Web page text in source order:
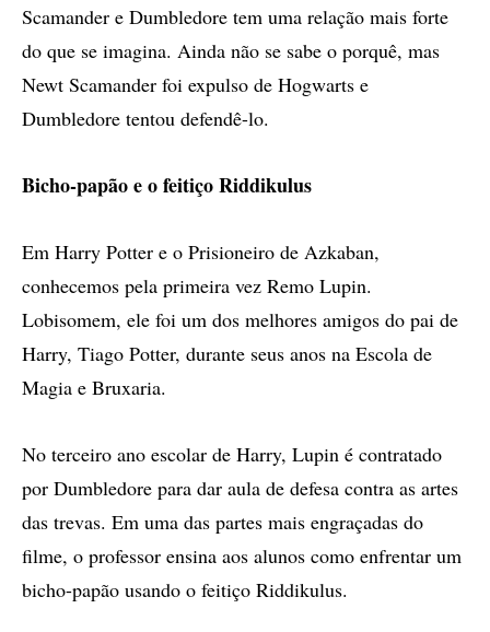
Scamander e Dumbledore tem uma relação mais forte
do que se imagina. Ainda não se sabe o porquê, mas
Newt Scamander foi expulso de Hogwarts e
Dumbledore tentou defendê-lo.
Bicho-papão e o feitiço Riddikulus
Em Harry Potter e o Prisioneiro de Azkaban,
conhecemos pela primeira vez Remo Lupin.
Lobisomem, ele foi um dos melhores amigos do pai de
Harry, Tiago Potter, durante seus anos na Escola de
Magia e Bruxaria.
No terceiro ano escolar de Harry, Lupin é contratado
por Dumbledore para dar aula de defesa contra as artes
das trevas. Em uma das partes mais engraçadas do
filme, o professor ensina aos alunos como enfrentar um
bicho-papão usando o feitiço Riddikulus.